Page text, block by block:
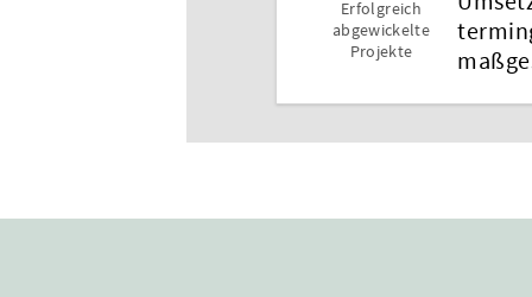
Erfolgreich
abgewickelte
Projekte